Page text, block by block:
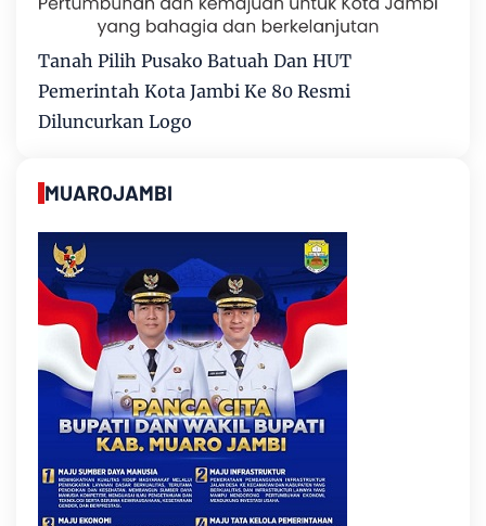
Tanah Pilih Pusako Batuah Dan HUT
Pemerintah Kota Jambi Ke 80 Resmi
Diluncurkan Logo
MUAROJAMBI